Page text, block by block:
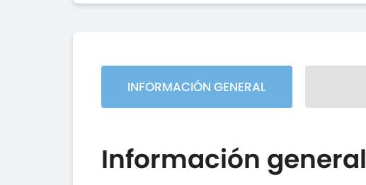
INFORMACIÓN GENERAL
Información general